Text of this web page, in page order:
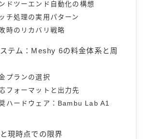
ドツーエンド自動化の構想
チ処理の実用パターン
時のリカバリ戦略
テム：Meshy 6の料金体系と周
プランの選択
フォーマットと出力先
ハードウェア：Bambu Lab A1
現時点での限界